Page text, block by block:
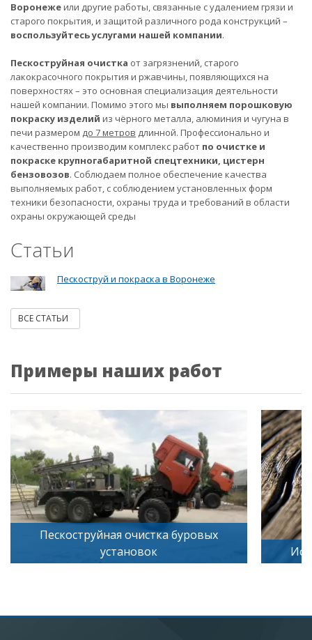
Воронежеили другие работы, связанные с удалением грязи и
старого покрытия, и защитой различного рода конструкций –
воспользуйтесь услугами нашей компании.
Пескоструйная очистка от загрязнений, старого
лакокрасочного покрытия и ржавчины, появляющихся на
поверхностях – это основная специализация деятельности
нашей компании. Помимо этого мы выполняем порошковую
покраску изделий из чёрного металла, алюминия и чугуна в
печи размером до 7 метров длинной. Профессионально и
качественно производим комплекс работ по очистке и
покраске крупногабаритной спецтехники, цистерн
бензовозов. Соблюдаем полное обеспечение качества
выполняемых работ, с соблюдением установленных форм
техники безопасности, охраны труда и требований в области
охраны окружающей среды
Статьи
Пескоструй и покраска в Воронеже
ВСЕ СТАТЬИ
Примеры наших работ
Пескоструйная очистка буровых
установок